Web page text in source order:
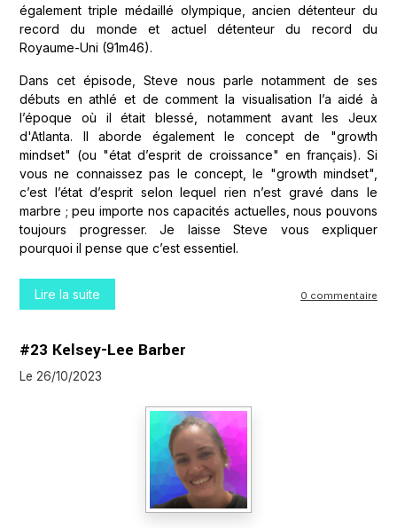
également triple médaillé olympique, ancien détenteur du
record du monde et actuel détenteur du record du
Royaume-Uni (91m46).
Dans cet épisode, Steve nous parle notamment de ses
débuts en athlé et de comment la visualisation l’a aidé à
l’époque où il était blessé, notamment avant les Jeux
d'Atlanta. Il aborde également le concept de "growth
mindset" (ou "état d’esprit de croissance" en français). Si
vous ne connaissez pas le concept, le "growth mindset",
c’est l’état d’esprit selon lequel rien n’est gravé dans le
marbre ; peu importe nos capacités actuelles, nous pouvons
toujours progresser. Je laisse Steve vous expliquer
pourquoi il pense que c’est essentiel.
Lire la suite 0 commentaire
#23 Kelsey-Lee Barber
Le 26/10/2023